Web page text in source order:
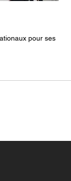
pour ses